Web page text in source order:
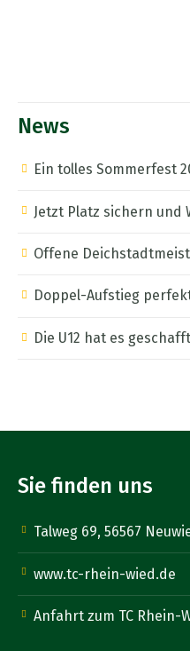
News
Ein tolles Sommerfest
Jetzt Platz sichern und
Offene
Doppel-Aufstieg
Die U12 hat es
Sie finden uns
Talweg 69, 56567
www.tc-rhein-wied.de
Anfahrt zum TC Rhein-